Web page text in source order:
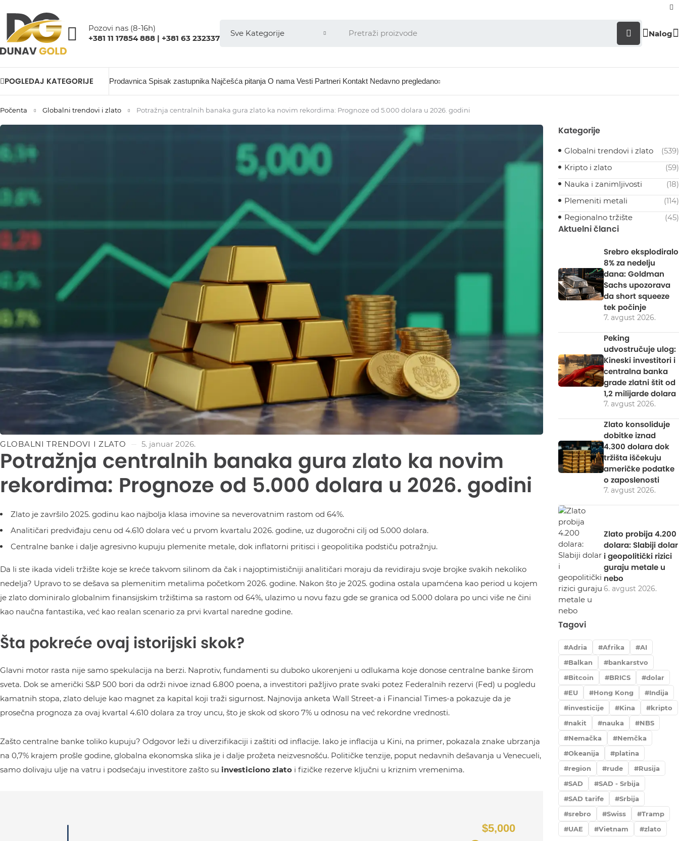
Pozovi nas (8-16h)
+381 11 17854 888 | +381 63 232337
Nalog
POGLEDAJ KATEGORIJE Prodavnica Spisak zastupnika Najčešća pitanja O nama Vesti Partneri Kontakt Nedavno pregledano
Počenta Globalni trendovi i zlato Potražnja centralnih banaka gura zlato ka novim rekordima: Prognoze od 5.000 dolara u 2026. godini
GLOBALNI TRENDOVI I ZLATO 5. januar 2026.
Potražnja centralnih banaka gura zlato ka novim
rekordima: Prognoze od 5.000 dolara u 2026. godini
Zlato je završilo 2025. godinu kao najbolja klasa imovine sa neverovatnim rastom od 64%.
Analitičari predviđaju cenu od 4.610 dolara već u prvom kvartalu 2026. godine, uz dugoročni cilj od 5.000 dolara.
Centralne banke i dalje agresivno kupuju plemenite metale, dok inflatorni pritisci i geopolitika podstiču potražnju.
Da li ste ikada videli tržište koje se kreće takvom silinom da čak i najoptimističniji analitičari moraju da revidiraju svoje brojke svakih nekoliko
nedelja? Upravo to se dešava sa plemenitim metalima početkom 2026. godine. Nakon što je 2025. godina ostala upamćena kao period u kojem
je zlato dominiralo globalnim finansijskim tržištima sa rastom od 64%, ulazimo u novu fazu gde se granica od 5.000 dolara po unci više ne čini
kao naučna fantastika, već kao realan scenario za prvi kvartal naredne godine.
Šta pokreće ovaj istorijski skok?
Glavni motor rasta nije samo spekulacija na berzi. Naprotiv, fundamenti su duboko ukorenjeni u odlukama koje donose centralne banke širom
sveta. Dok se američki S&P 500 bori da održi nivoe iznad 6.800 poena, a investitori pažljivo prate svaki potez Federalnih rezervi (Fed) u pogledu
kamatnih stopa, zlato deluje kao magnet za kapital koji traži sigurnost. Najnovija anketa Wall Street-a i Financial Times-a pokazuje da je
prosečna prognoza za ovaj kvartal 4.610 dolara za troy uncu, što je skok od skoro 7% u odnosu na već rekordne vrednosti.
Zašto centralne banke toliko kupuju? Odgovor leži u diverzifikaciji i zaštiti od inflacije. Iako je inflacija u Kini, na primer, pokazala znake ubrzanja
na 0,7% krajem prošle godine, globalna ekonomska slika je i dalje prožeta neizvesnošću. Političke tenzije, poput nedavnih dešavanja u Venecueli,
samo dolivaju ulje na vatru i podsećaju investitore zašto su investiciono zlato i fizičke rezerve ključni u kriznim vremenima.
Kategorije
Globalni trendovi i zlato
(539)
Kripto i zlato
(59)
Nauka i zanimljivosti
(18)
Plemeniti metali
(114)
Regionalno tržište
(45)
Aktuelni članci
Srebro eksplodiralo
8% za nedelju
dana: Goldman
Sachs upozorava
da short squeeze
tek počinje
7. avgust 2026.
Peking
udvostručuje ulog:
Kineski investitori i
centralna banka
grade zlatni štit od
1,2 milijarde dolara
7. avgust 2026.
Zlato konsoliduje
dobitke iznad
4.300 dolara dok
tržišta iščekuju
američke podatke
o zaposlenosti
7. avgust 2026.
Zlato probija 4.200
dolara: Slabiji dolar
i geopolitički rizici
guraju metale u
nebo
6. avgust 2026.
Tagovi
Adria Afrika
AI
Balkan
bankarstvo
Bitcoin
BRICS
dolar
EU
Hong Kong
Indija
investicije
Kina
kripto
nakit
nauka
NBS
Nemačka
Nemčka
Okeanija
platina
region
rude
Rusija
SAD
SAD - Srbija
SAD tarife
Srbija
srebro
Swiss
Tramp
UAE
Vietnam zlato